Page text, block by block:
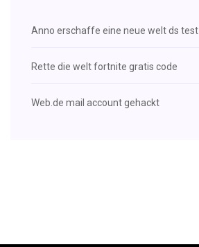
Anno erschaffe eine neue welt ds test
Rette die welt fortnite gratis code
Web.de mail account gehackt